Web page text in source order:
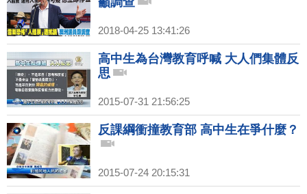
2018-04-25 13:41:26
高中生為台灣教育呼喊 大人們集體反
思
2015-07-31 21:56:25
反課綱衝撞教育部 高中生在爭什麼？
2015-07-24 20:15:31